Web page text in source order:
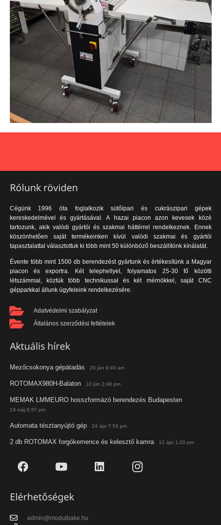
Rólunk röviden
Cégünk 1996 óta foglalkozik sütőipari és cukrászipari gépek
kereskedelmével és gyártásával. A hazai piacon azon kevesek közé
tartozunk, akik valódi gyártói és szakmai háttérrel rendelkeznek. Ennek
köszönhetően saját termékeinken kívül valódi szakmai és gyártói
tapasztalattal választottuk ki több mint 50 különböző beszállítónk kínálatát.
Évente több mint 1500 db berendezést gyártunk és értékesítünk a Magyar
piacon és exportra. Két telephellyel, folyamatos 25-30 fő közötti
létszámmal, köztük több technikussal és két mérnökkel, saját CNC
gépparkkal állunk ügyfeleink rendelkezésére.
Adatvédelmi szabályzat
Általános szerződési feltételek
Aktuális hírek
Mezőcsokonya gépátadás 20 jún 9:49 am
ROTOMAX980H-Balaton 10 jún 2:48 pm
MEMAK LMMEURO hosszformázó berendezés Budapesten
19 máj 6:57 pm
Automata tésztanyújtó gép 24 ápr 7:56 pm
2 db ROTOMAX forgókemence és kelesztő kamra 12 ápr 1:20 pm
Elérhetőségek
admin@modulbake.hu